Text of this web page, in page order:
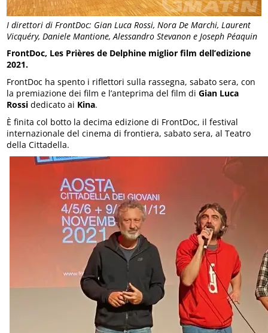
I direttori di FrontDoc: Gian Luca Rossi, Nora De Marchi, Laurent
Vicquéry, Daniele Mantione, Alessandro Stevanon e Joseph Péaquin
FrontDoc, Les Prières de Delphine miglior film dell’edizione
2021.
FrontDoc ha spento i riflettori sulla rassegna, sabato sera, con
la premiazione dei film e l’anteprima del film diGian Luca
Rossi dedicato ai Kina.
È finita col botto la decima edizione di FrontDoc, il festival
internazionale del cinema di frontiera, sabato sera, al Teatro
della Cittadella.